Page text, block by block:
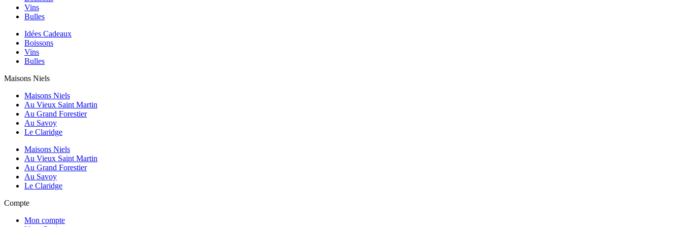
Vins
Bulles
Idées Cadeaux
Boissons
Vins
Bulles
Maisons Niels
Maisons Niels
Au Vieux Saint Martin
Au Grand Forestier
Au Savoy
Le Claridge
Maisons Niels
Au Vieux Saint Martin
Au Grand Forestier
Au Savoy
Le Claridge
Compte
Mon compte